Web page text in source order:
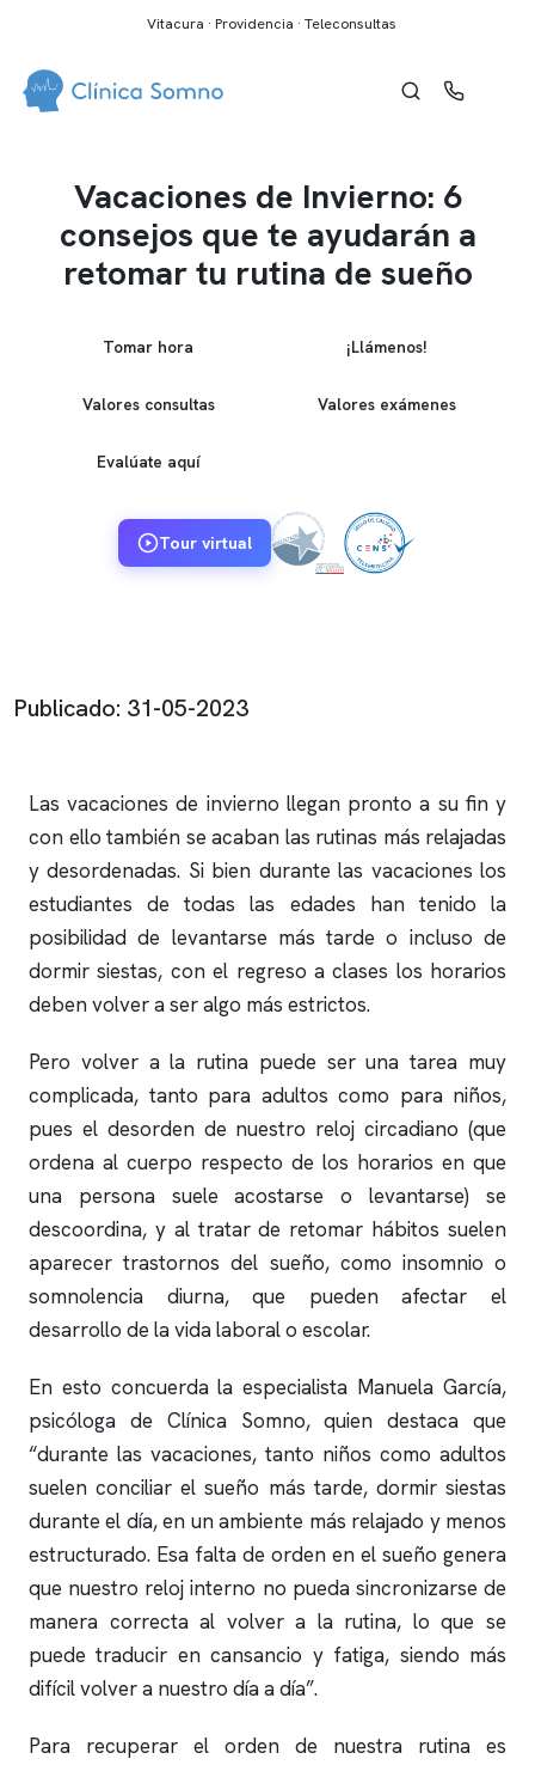
Vitacura · Providencia · Teleconsultas
Vacaciones de Invierno: 6
consejos que te ayudarán a
retomar tu rutina de sueño
Tomar hora ¡Llámenos!
Valores consultas Valores exámenes
Evalúate aquí
Tour virtual
Publicado: 31-05-2023
Las vacaciones de invierno llegan pronto a su fin y
con ello también se acaban las rutinas más relajadas
y desordenadas. Si bien durante las vacaciones los
estudiantes de todas las edades han tenido la
posibilidad de levantarse más tarde o incluso de
dormir siestas, con el regreso a clases los horarios
deben volver a ser algo más estrictos.
Pero volver a la rutina puede ser una tarea muy
complicada, tanto para adultos como para niños,
pues el desorden de nuestro reloj circadiano (que
ordena al cuerpo respecto de los horarios en que
una persona suele acostarse o levantarse) se
descoordina, y al tratar de retomar hábitos suelen
aparecer trastornos del sueño, como insomnio o
somnolencia diurna, que pueden afectar el
desarrollo de la vida laboral o escolar.
En esto concuerda la especialista Manuela García,
psicóloga de Clínica Somno, quien destaca que
“durante las vacaciones, tanto niños como adultos
suelen conciliar el sueño más tarde, dormir siestas
durante el día, en un ambiente más relajado y menos
estructurado. Esa falta de orden en el sueño genera
que nuestro reloj interno no pueda sincronizarse de
manera correcta al volver a la rutina, lo que se
puede traducir en cansancio y fatiga, siendo más
difícil volver a nuestro día a día”.
Para recuperar el orden de nuestra rutina es